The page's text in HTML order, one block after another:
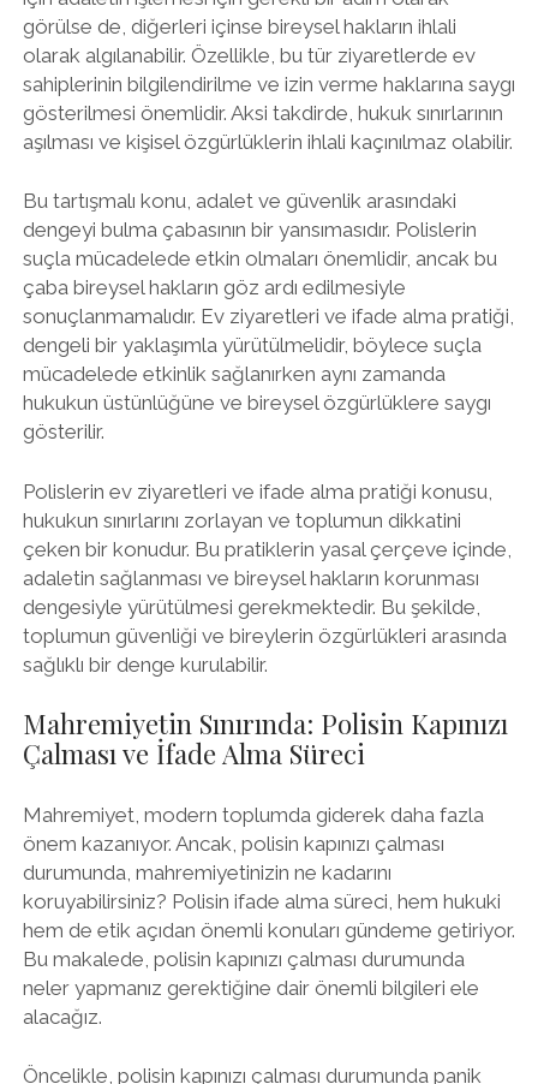
görülse de, diğerleri içinse bireysel hakların ihlali
olarak algılanabilir. Özellikle, bu tür ziyaretlerde ev
sahiplerinin bilgilendirilme ve izin verme haklarına saygı
gösterilmesi önemlidir. Aksi takdirde, hukuk sınırlarının
aşılması ve kişisel özgürlüklerin ihlali kaçınılmaz olabilir.
Bu tartışmalı konu, adalet ve güvenlik arasındaki
dengeyi bulma çabasının bir yansımasıdır. Polislerin
suçla mücadelede etkin olmaları önemlidir, ancak bu
çaba bireysel hakların göz ardı edilmesiyle
sonuçlanmamalıdır. Ev ziyaretleri ve ifade alma pratiği,
dengeli bir yaklaşımla yürütülmelidir, böylece suçla
mücadelede etkinlik sağlanırken aynı zamanda
hukukun üstünlüğüne ve bireysel özgürlüklere saygı
gösterilir.
Polislerin ev ziyaretleri ve ifade alma pratiği konusu,
hukukun sınırlarını zorlayan ve toplumun dikkatini
çeken bir konudur. Bu pratiklerin yasal çerçeve içinde,
adaletin sağlanması ve bireysel hakların korunması
dengesiyle yürütülmesi gerekmektedir. Bu şekilde,
toplumun güvenliği ve bireylerin özgürlükleri arasında
sağlıklı bir denge kurulabilir.
Mahremiyetin Sınırında: Polisin Kapınızı
Çalması ve İfade Alma Süreci
Mahremiyet, modern toplumda giderek daha fazla
önem kazanıyor. Ancak, polisin kapınızı çalması
durumunda, mahremiyetinizin ne kadarını
koruyabilirsiniz? Polisin ifade alma süreci, hem hukuki
hem de etik açıdan önemli konuları gündeme getiriyor.
Bu makalede, polisin kapınızı çalması durumunda
neler yapmanız gerektiğine dair önemli bilgileri ele
alacağız.
Öncelikle, polisin kapınızı çalması durumunda panik